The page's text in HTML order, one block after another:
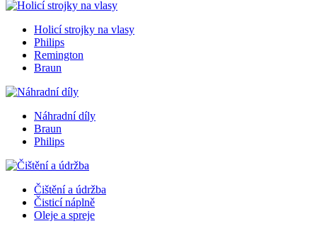
Holicí strojky na vlasy
Philips
Remington
Braun
Náhradní díly
Braun
Philips
Čištění a údržba
Čisticí náplně
Oleje a spreje